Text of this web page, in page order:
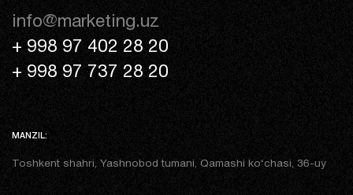
info@marketing.uz
+ 998 97 402 28 20
+ 998 97 737 28 20
MANZIL:
Toshkent shahri, Yashnobod tumani, Qamashi ko‘chasi, 36-uy